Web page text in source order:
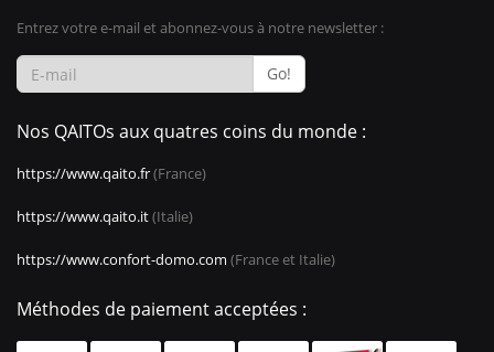
Entrez votre e-mail et abonnez-vous à notre newsletter :
Go!
Nos QAITOs aux quatres coins du monde :
https://www.qaito.fr(France)
https://www.qaito.it(Italie)
https://www.confort-domo.com (France et Italie)
Méthodes de paiement acceptées :